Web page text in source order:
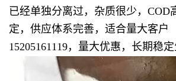
已经单独分离过，杂质很少，
定，供应体系完善，适合量大客户
15205161119，量大优惠，长期稳